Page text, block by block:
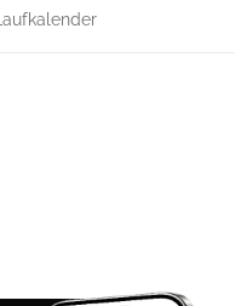
Laufkalender